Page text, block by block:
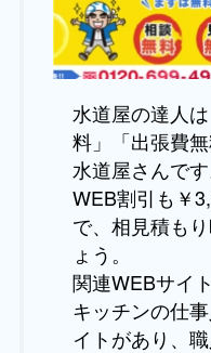
水道屋の達人
料」「出張費
水道屋さんです
WEB割引も￥
で、相見積も
ょう。
関連WEBサイ
キッチンの仕
イトがあり、